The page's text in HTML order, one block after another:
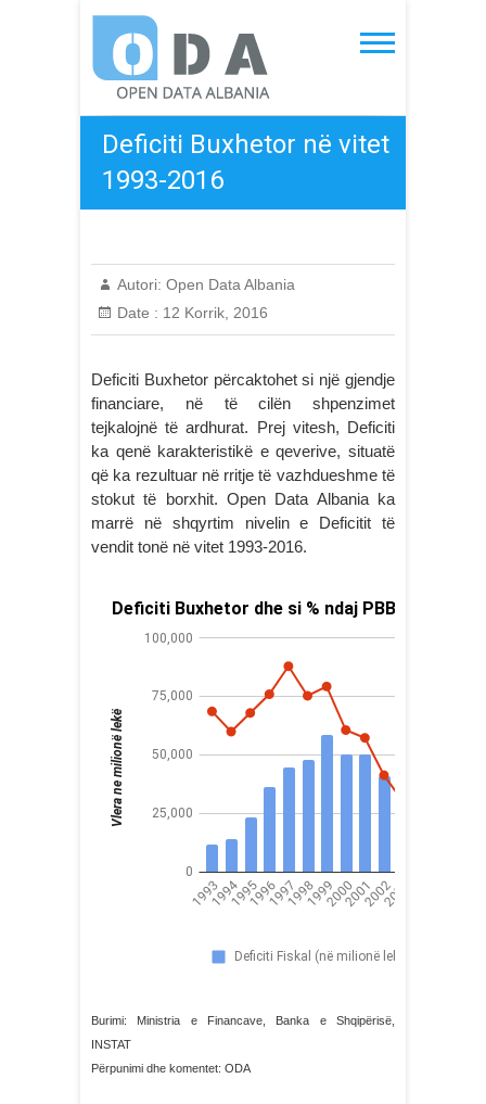
content
Open Data Albania
Deficiti Buxhetor në vitet
1993-2016
Autori: Open Data Albania
Date : 12 Korrik, 2016
Deficiti Buxhetor përcaktohet si një gjendje
financiare, në të cilën shpenzimet
tejkalojnë të ardhurat. Prej vitesh, Deficiti
ka qenë karakteristikë e qeverive, situatë
që ka rezultuar në rritje të vazhdueshme të
stokut të borxhit. Open Data Albania ka
marrë në shqyrtim nivelin e Deficitit të
vendit tonë në vitet 1993-2016.
Burimi: Ministria e Financave, Banka e Shqipërisë,
INSTAT
Përpunimi dhe komentet: ODA